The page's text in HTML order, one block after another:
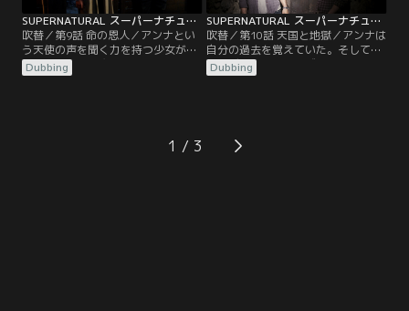
SUPERNATURAL スーパーナチュラル シーズン4 第09話／吹替
吹替／第9話 命の恩人／アンナとい
う天使の声を聞く力を持つ少女が強
力なパワーの悪魔アラステアに狙わ
れる。この一件に関わったルビーを
話し、ルビーを信じるように言う。
カスティエルとウリエルも現れ、ア
Dubbing
SUPERNATURAL スーパーナチュラル シーズン4 第10話／吹替
吹替／第10話 天国と地獄／アンナは
自分の過去を覚えていた。そしてサ
ムとディーンは、なぜカスティエル
とウリエルがアンナの死を望んでい
るように協力する。うまく記憶を取
り戻せたら、アンナの命は助かるの
Dubbing
1